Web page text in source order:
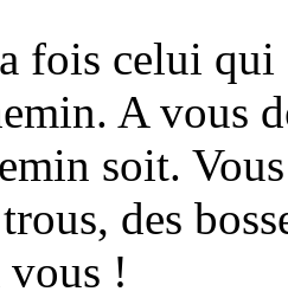
fois celui
A vous
soit.
des
!